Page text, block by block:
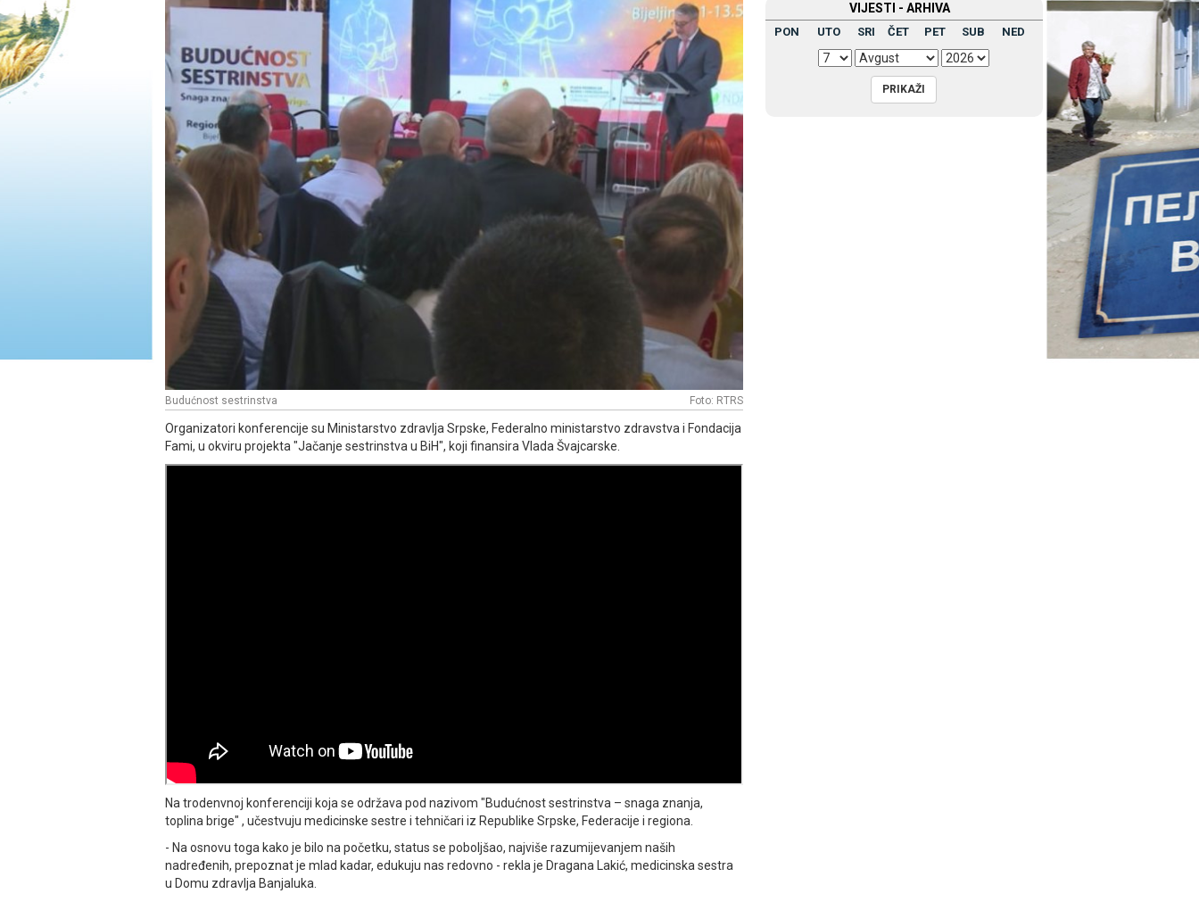
Budućnost sestrinstva Foto: RTRS
Organizatori konferencije su Ministarstvo zdravlja Srpske, Federalno ministarstvo zdravstva i Fondacija
Fami, u okviru projekta "Јačanje sestrinstva u BiH", koji finansira Vlada Švajcarske.
Na trodenvnoj konferenciji koja se održava pod nazivom "Budućnost sestrinstva – snaga znanja,
toplina brige" , učestvuju medicinske sestre i tehničari iz Republike Srpske, Federacije i regiona.
- Na osnovu toga kako je bilo na početku, status se poboljšao, najviše razumijevanjem naših
nadređenih, prepoznat je mlad kadar, edukuju nas redovno - rekla je Dragana Lakić, medicinska sestra
u Domu zdravlja Banjaluka.
VIЈESTI - ARHIVA
PON UTO SRI ČET PET SUB NED